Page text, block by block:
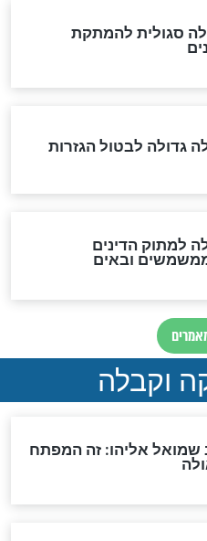
על כל השנים"
לחשב את הקץ?
המשיח?
תהיה אפיקורסות